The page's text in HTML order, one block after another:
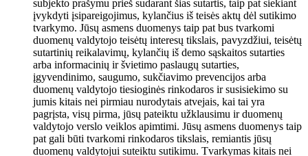
subjekto prašymu prieš sudarant šias sutartis, taip pat siekiant
įvykdyti įsipareigojimus, kylančius iš teisės aktų dėl sutikimo
tvarkymo. Jūsų asmens duomenys taip pat bus tvarkomi
duomenų valdytojo teisėtų interesų tikslais, pavyzdžiui, teisėtų
sutartinių reikalavimų, kylančių iš demo sąskaitos sutarties
arba informacinių ir švietimo paslaugų sutarties,
įgyvendinimo, saugumo, sukčiavimo prevencijos arba
duomenų valdytojo tiesioginės rinkodaros ir susisiekimo su
jumis kitais nei pirmiau nurodytais atvejais, kai tai yra
pagrįsta, visų pirma, jūsų pateiktu užklausimu ir duomenų
valdytojo verslo veiklos apimtimi. Jūsų asmens duomenys taip
pat gali būti tvarkomi rinkodaros tikslais, remiantis jūsų
duomenų valdytojui suteiktu sutikimu. Tvarkymas kitais nei